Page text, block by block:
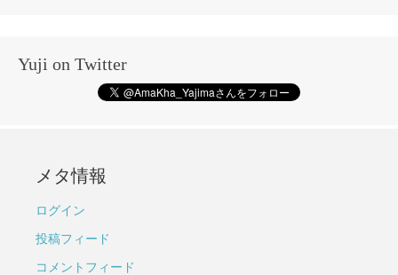
Yuji on Twitter
メタ情報
ログイン
投稿フィード
コメントフィード